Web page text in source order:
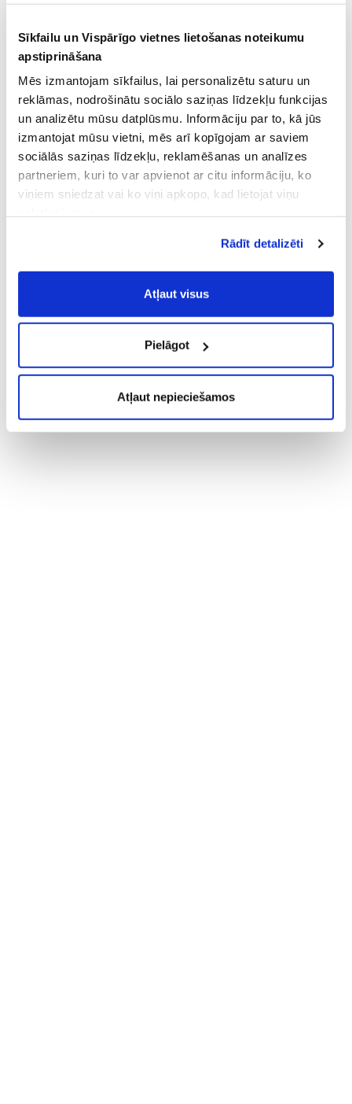
Sīkfailu un Vispārīgo vietnes lietošanas noteikumu
apstiprināšana
Mēs izmantojam sīkfailus, lai personalizētu saturu un
reklāmas, nodrošinātu sociālo saziņas līdzekļu funkcijas
un analizētu mūsu datplūsmu. Informāciju par to, kā jūs
izmantojat mūsu vietni, mēs arī kopīgojam ar saviem
sociālās saziņas līdzekļu, reklamēšanas un analīzes
partneriem, kuri to var apvienot ar citu informāciju, ko
viņiem sniedzat vai ko viņi apkopo, kad lietojat viņu
Vispārīgiem vietnes lietošanas
noteikumiem(saīsināti - VVLN).
Rādīt detalizēti
Atļaut visus
Pielāgot
Atļaut nepieciešamos